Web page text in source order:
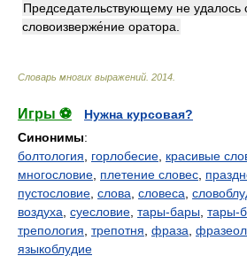
Председательствующему не удалось
словоизверже́ние оратора.
Словарь многих выражений 2014
Игры ⚽
Нужна курсовая?
Синонимы:
болтология
горлобесие красивые
многословие плетение словес
пустословие слова словеса
воздуха суесловие тары-бары тары-
трепология трепотня фраза
языкоблудие